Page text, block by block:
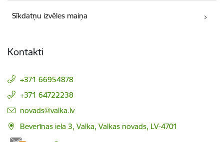
Sīkdatņu izvēles maiņa
Kontakti
+371 66954878
+371 64722238
E-pasts:
novads@valka.lv
Beverīnas iela 3, Valka, Valkas novads, LV-4701